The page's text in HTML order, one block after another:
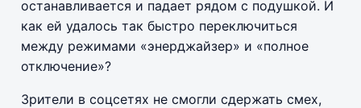
останавливается и падает рядом с подушкой. И
как ей удалось так быстро переключиться
между режимами «энерджайзер» и «полное
отключение»?
Зрители в соцсетях не смогли сдержать смех,